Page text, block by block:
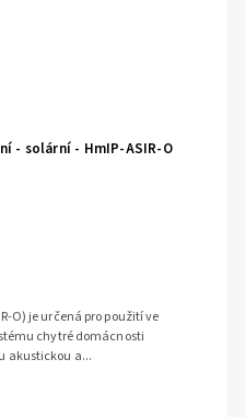
- solární - HmIP-ASIR-O
O) je určená pro použití ve
chytré domácnosti
akustickou a...